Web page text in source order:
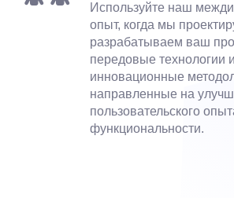
Используйте наш
опыт, когда мы
разрабатываем ваш
передовые технологии и
инновационные
направленные на
пользовательского
функциональности.